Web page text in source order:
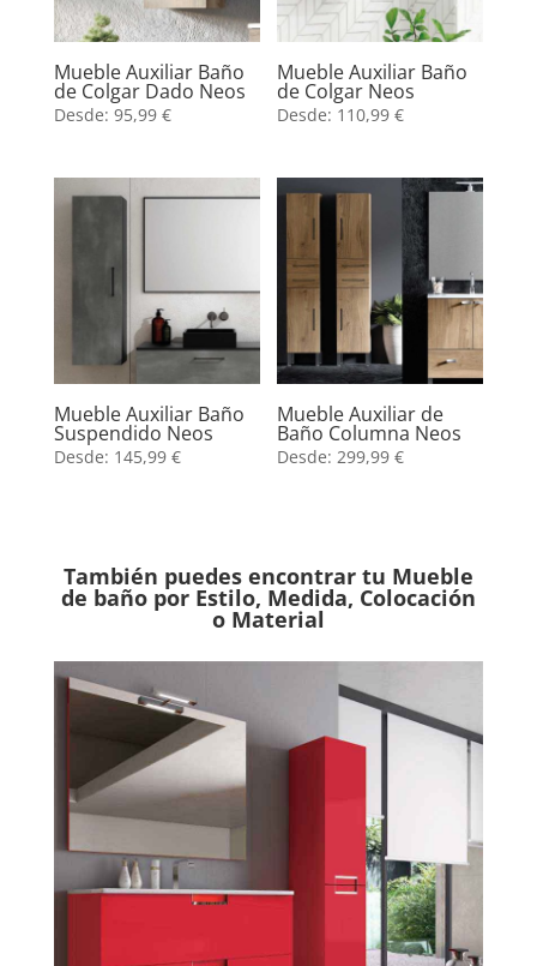
Mueble Auxiliar Baño
de Colgar Dado Neos
Desde: 95,99 €
Mueble Auxiliar Baño
de Colgar Neos
Desde: 110,99€
Mueble Auxiliar Baño
Suspendido Neos
Desde: 145,99 €
Mueble Auxiliar de
Baño Columna Neos
Desde:299,99€
También puedes encontrar tu Mueble
de baño por Estilo, Medida, Colocación
o Material